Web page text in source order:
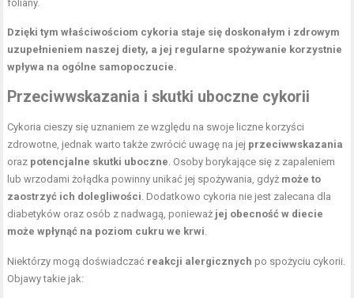
foliany.
Dzięki tym właściwościom cykoria staje się doskonałym i zdrowym
uzupełnieniem naszej diety, a jej regularne spożywanie korzystnie
wpływa na ogólne samopoczucie.
Przeciwwskazania i skutki uboczne cykorii
Cykoria cieszy się uznaniem ze względu na swoje liczne korzyści
zdrowotne, jednak warto także zwrócić uwagę na jej przeciwwskazania
oraz potencjalne skutki uboczne. Osoby borykające się z zapaleniem
lub wrzodami żołądka powinny unikać jej spożywania, gdyż może to
zaostrzyć ich dolegliwości. Dodatkowo cykoria nie jest zalecana dla
diabetyków oraz osób z nadwagą, ponieważ jej obecność w diecie
może wpłynąć na poziom cukru we krwi.
Niektórzy mogą doświadczać reakcji alergicznych po spożyciu cykorii.
Objawy takie jak: